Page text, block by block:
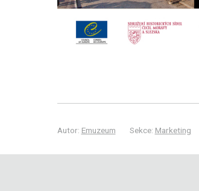
Autor: Emuzeum Sekce: Marketing